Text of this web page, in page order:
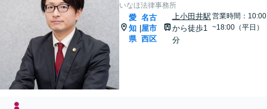
いなほ法律事務所
愛
知
県
名古
屋市
西区
上小田井駅
から徒歩1
分
営業時間：10:00
~18:00（平日）